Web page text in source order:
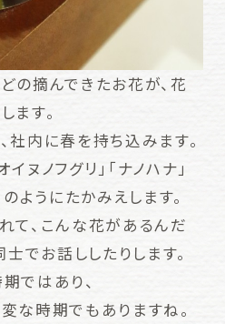
の摘んできたお花が、花
ます。
社内に春を持ち込みます。
ヌノフグリ」「ナノハナ」
のようにたかみえします。
て、こんな花があるんだ
士でお話ししたりします。
ではあり、
な時期でもありますね。